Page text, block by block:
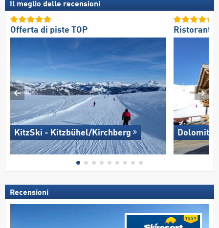
Il meglio delle recensioni
Offerta di piste TOP
KitzSki - Kitzbühel/​Kirchberg
Ristoranti/
Recensioni